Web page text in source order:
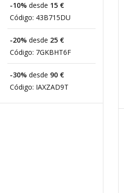
-10% desde 15 €
Código: 43B715DU
-20% desde 25 €
Código: 7GKBHT6F
-30% desde 90 €
Código: IAXZAD9T